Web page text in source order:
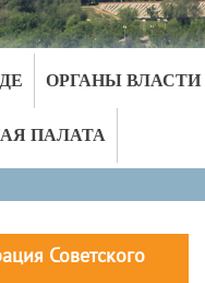
ОРГАНЫ ВЛАСТИ
ПАЛАТА
Советского